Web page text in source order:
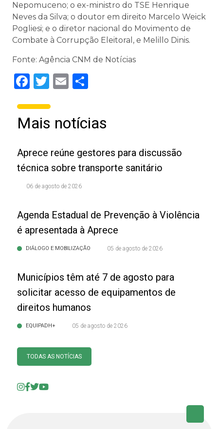
Nepomuceno; o ex-ministro do TSE Henrique
Neves da Silva; o doutor em direito Marcelo Weick
Pogliesi; e o diretor nacional do Movimento de
Combate à Corrupção Eleitoral, e Melillo Dinis.
Fonte: Agência CNM de Notícias
Facebook
Twitter
Email
Mais notícias
Aprece reúne gestores para discussão
técnica sobre transporte sanitário
06 de agosto de 2026
Agenda Estadual de Prevenção à Violência
é apresentada à Aprece
DIÁLOGO E MOBILIZAÇÃO 05 de agosto de 2026
Municípios têm até 7 de agosto para
solicitar acesso de equipamentos de
direitos humanos
EQUIPADH+ 05 de agosto de 2026
TODAS AS NOTÍCIAS